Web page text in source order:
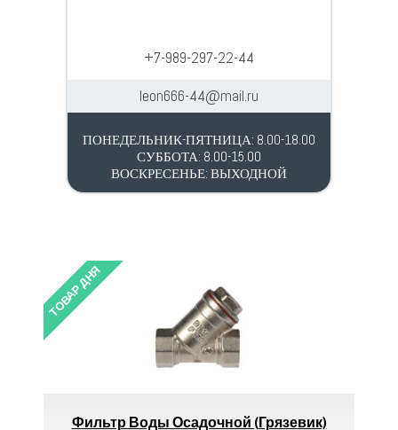
+7-989-297-22-44
leon666-44@mail.ru
ПОНЕДЕЛЬНИК-ПЯТНИЦА: 8.00-18.00
СУББОТА: 8.00-15.00
ВОСКРЕСЕНЬЕ: ВЫХОДНОЙ
ТОВАР ДНЯ
Фильтр Воды Осадочной (грязевик)